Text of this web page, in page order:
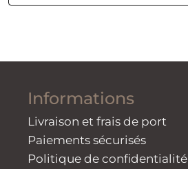
Informations
Livraison et frais de port
Paiements sécurisés
Politique de confidentialité